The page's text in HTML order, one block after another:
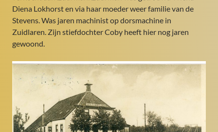
Diena Lokhorst en via haar moeder weer familie van de
Stevens. Was jaren machinist op dorsmachine in
Zuidlaren. Zijn stiefdochter Coby heeft hier nog jaren
gewoond.